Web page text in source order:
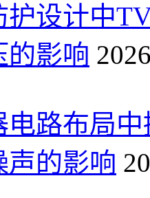
护设计中
的影响
电路布局
声的影响